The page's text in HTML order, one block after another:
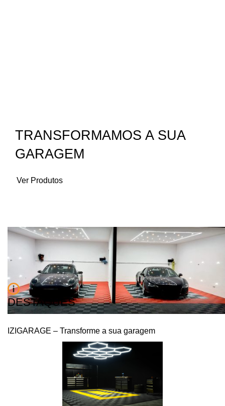
TRANSFORMAMOS A SUA
GARAGEM
Ver Produtos
DESTAQUES
IZIGARAGE – Transforme a sua garagem